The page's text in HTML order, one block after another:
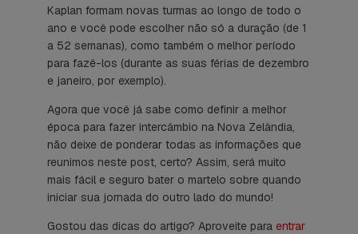
Kaplan formam novas turmas ao longo de todo o
ano e você pode escolher não só a duração (de 1
a 52 semanas), como também o melhor período
para fazê-los (durante as suas férias de dezembro
e janeiro, por exemplo).
Agora que você já sabe como definir a melhor
época para fazer intercâmbio na Nova Zelândia,
não deixe de ponderar todas as informações que
reunimos neste post, certo? Assim, será muito
mais fácil e seguro bater o martelo sobre quando
iniciar sua jornada do outro lado do mundo!
Gostou das dicas do artigo? Aproveite para entrar